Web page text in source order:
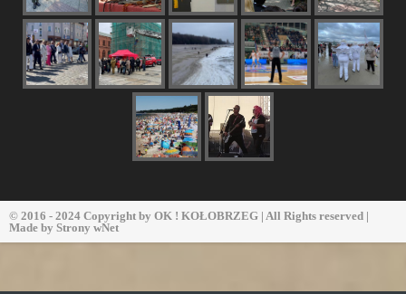
© 2016 - 2024 Copyright by OK ! KOŁOBRZEG | All Rights reserved |
Made by Strony wNet